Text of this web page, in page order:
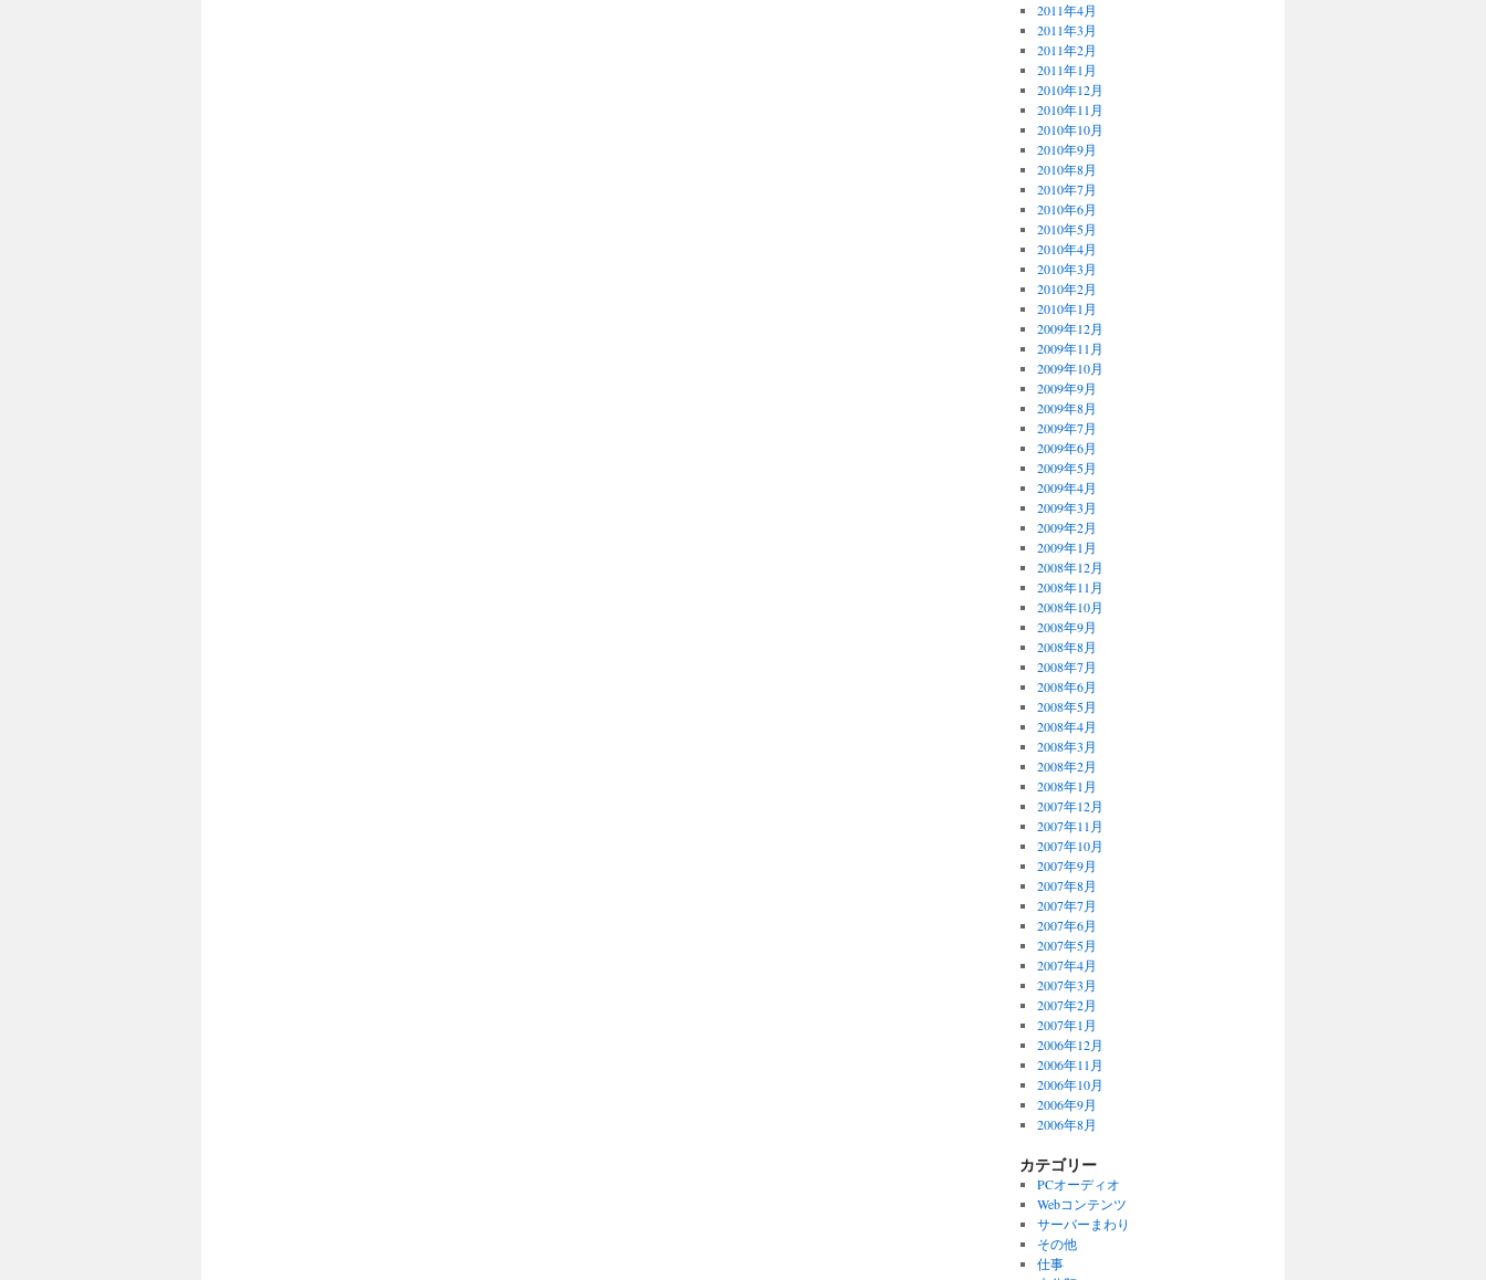
2011年4月
2011年3月
2011年2月
2011年1月
2010年12月
2010年11月
2010年10月
2010年9月
2010年8月
2010年7月
2010年6月
2010年5月
2010年4月
2010年3月
2010年2月
2010年1月
2009年12月
2009年11月
2009年10月
2009年9月
2009年8月
2009年7月
2009年6月
2009年5月
2009年4月
2009年3月
2009年2月
2009年1月
2008年12月
2008年11月
2008年10月
2008年9月
2008年8月
2008年7月
2008年6月
2008年5月
2008年4月
2008年3月
2008年2月
2008年1月
2007年12月
2007年11月
2007年10月
2007年9月
2007年8月
2007年7月
2007年6月
2007年5月
2007年4月
2007年3月
2007年2月
2007年1月
2006年12月
2006年11月
2006年10月
2006年9月
2006年8月
カテゴリー
PCオーディオ
Webコンテンツ
サーバーまわり
その他
仕事